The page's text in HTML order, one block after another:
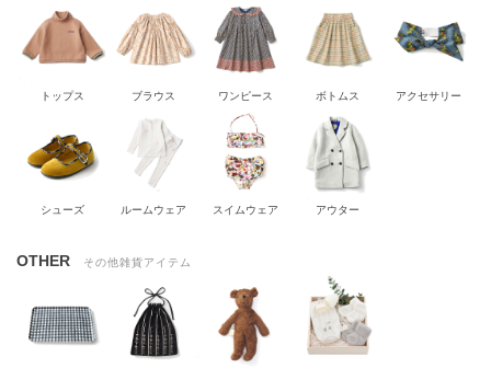
トップス ブラウス ワンピース ボトムス アクセサリー
シューズ ルームウェア スイムウェア アウター
OTHER その他雑貨アイテム